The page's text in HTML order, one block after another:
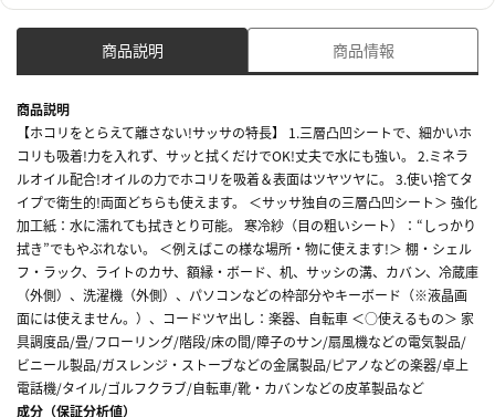
商品説明 商品情報
商品説明
【ホコリをとらえて離さない!サッサの特長】 1.三層凸凹シートで、細かいホ
コリも吸着!力を入れず、サッと拭くだけでOK!丈夫で水にも強い。 2.ミネラ
ルオイル配合!オイルの力でホコリを吸着＆表面はツヤツヤに。 3.使い捨てタ
イプで衛生的!両面どちらも使えます。 ＜サッサ独自の三層凸凹シート＞ 強化
加工紙：水に濡れても拭きとり可能。 寒冷紗（目の粗いシート）：“しっかり
拭き”でもやぶれない。 ＜例えばこの様な場所・物に使えます!＞ 棚・シェル
フ・ラック、ライトのカサ、額縁・ボード、机、サッシの溝、カバン、冷蔵庫
（外側）、洗濯機（外側）、パソコンなどの枠部分やキーボード（※液晶画
面には使えません。）、コードツヤ出し：楽器、自転車 ＜○使えるもの＞ 家
具調度品/畳/フローリング/階段/床の間/障子のサン/扇風機などの電気製品/
ビニール製品/ガスレンジ・ストーブなどの金属製品/ピアノなどの楽器/卓上
電話機/タイル/ゴルフクラブ/自転車/靴・カバンなどの皮革製品など
成分（保証分析値）